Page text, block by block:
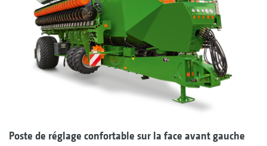
Poste de réglage confortable sur la face avant gauche